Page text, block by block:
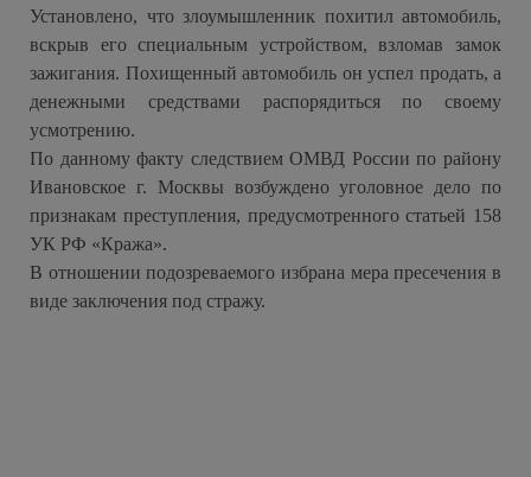
Установлено, что злоумышленник похитил автомобиль,
вскрыв его специальным устройством, взломав замок
зажигания. Похищенный автомобиль он успел продать, а
денежными средствами распорядиться по своему
усмотрению.
По данному факту следствием ОМВД России по району
Ивановское г. Москвы возбуждено уголовное дело по
признакам преступления, предусмотренного статьей 158
УК РФ «Кража».
В отношении подозреваемого избрана мера пресечения в
виде заключения под стражу.